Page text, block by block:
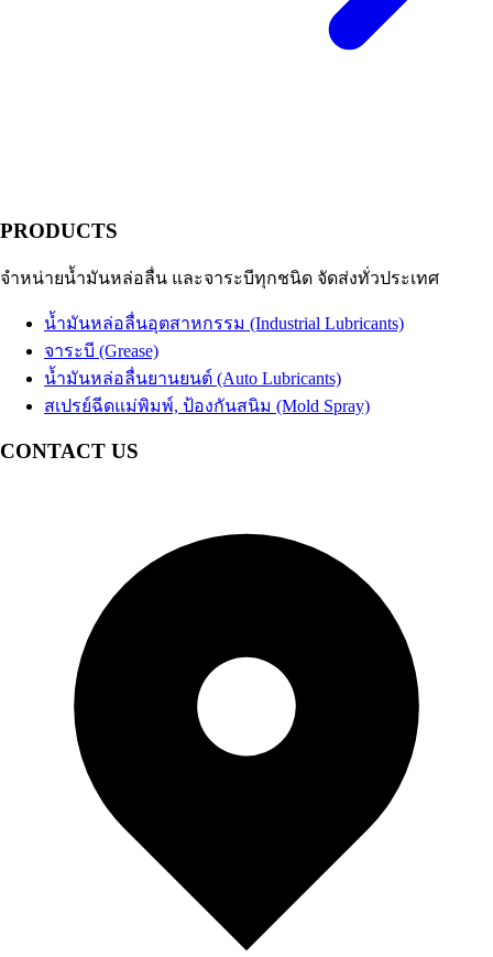
PRODUCTS
จำหน่ายน้ำมันหล่อลื่น และจาระบีทุกชนิด จัดส่งทั่วประเทศ
น้ำมันหล่อลื่นอุตสาหกรรม (Industrial Lubricants)
จาระบี (Grease)
น้ำมันหล่อลื่นยานยนต์ (Auto Lubricants)
สเปรย์ฉีดแม่พิมพ์, ป้องกันสนิม (Mold Spray)
CONTACT US